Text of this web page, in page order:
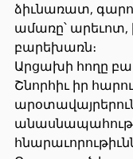
ձիւնառատ,
ամառը՝ արեւոտ,
բարեխառն։
Արցախի հողը
Շնորհիւ իր